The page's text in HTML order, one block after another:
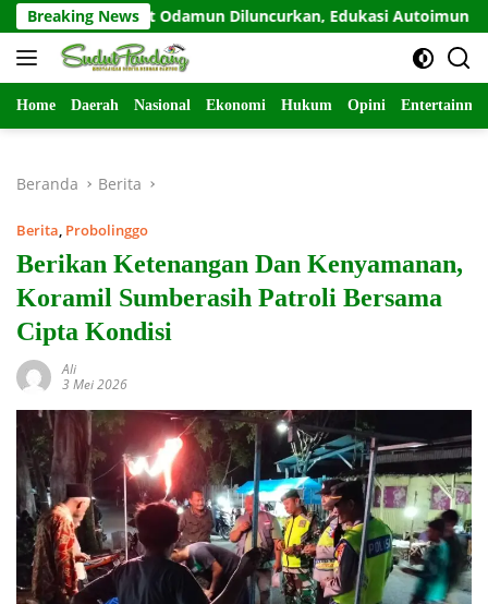
Langsung
ke
konten
Breaking News
Sahabat Odamun Diluncurkan, Edukasi Autoimun
Home Daerah Nasional Ekonomi Hukum Opini
Beranda Berita
Berita, Probolinggo
Berikan Ketenangan Dan Kenyamanan,
Koramil Sumberasih Patroli Bersama
Cipta Kondisi
Ali
3 Mei 2026